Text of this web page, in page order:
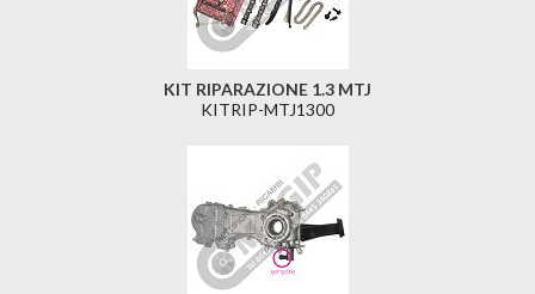
KIT RIPARAZIONE 1.3 MTJ
KITRIP-MTJ1300